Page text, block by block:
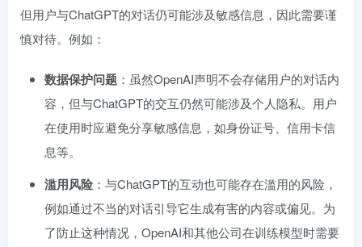
但用户与ChatGPT的对话仍可能涉及敏感信息，因此需要谨
慎对待。例如：
数据保护问题 ：虽然OpenAI声明不会存储用户的对话内
容，但与ChatGPT的交互仍然可能涉及个人隐私。用户
在使用时应避免分享敏感信息，如身份证号、信用卡信
息等。
滥用风险 ：与ChatGPT的互动也可能存在滥用的风险，
例如通过不当的对话引导它生成有害的内容或偏见。为
了防止这种情况，OpenAI和其他公司在训练模型时需要